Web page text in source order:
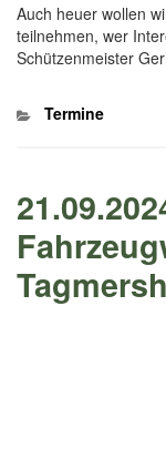
Auch heuer wollen
teilnehmen, wer
Schützenmeister
Kategorien
Termine